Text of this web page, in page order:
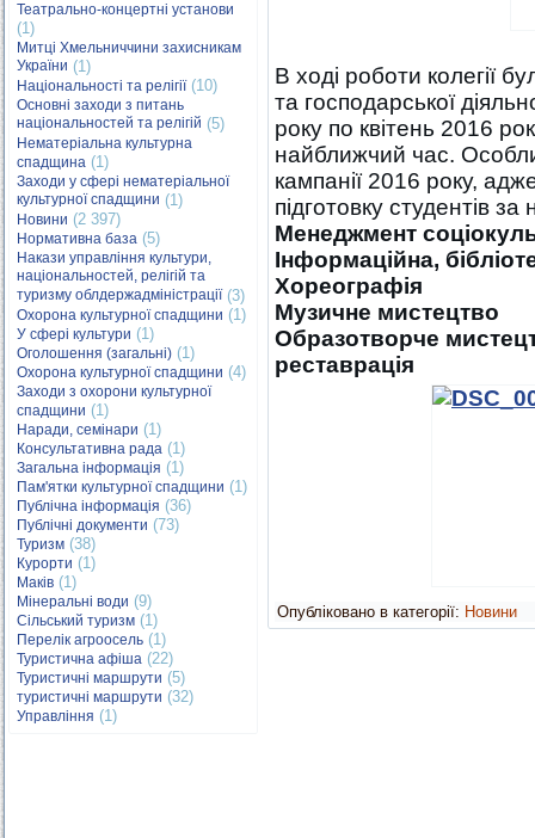
Театрально-концертні установи
(1)
Митці Хмельниччини захисникам
України (1)
Національності та релігії(10)
Основні заходи з питань
національностей та релігій (5)
Нематеріальна культурна
спадщина (1)
Заходи у сфері нематеріальної
культурної спадщини (1)
Новини (2 397)
Нормативна база (5)
Накази управління культури,
національностей, релігій та
туризму облдержадміністрації(3)
Охорона культурної спадщини (1)
У сфері культури (1)
Оголошення (загальні) (1)
Охорона культурної спадщини (4)
Заходи з охорони культурної
спадщини (1)
Наради, семінари (1)
Консультативна рада (1)
Загальна інформація (1)
Пам'ятки культурної спадщини (1)
Публічна інформація (36)
Публічні документи (73)
Туризм (38)
Курорти (1)
Маків (1)
Мінеральні води (9)
Сільський туризм (1)
Перелік агроосель (1)
Туристична афіша (22)
Туристичні маршрути (5)
туристичні маршрути (32)
Управління (1)
В ході роботи колегії
та господарської
року по квітень 2016
найближчий час.
кампанії 2016 року,
підготовку студентів
Менеджмент
Інформаційна,
Хореографія
Музичне мистецтво
Образотворче
реставрація
Опубліковано в категорії: Новини